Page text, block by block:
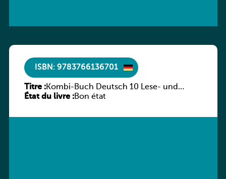
ISBN: 9783766136701
Titre :Kombi-Buch Deutsch 10 Lese- und
Sprachbuch
État du livre :Bon état